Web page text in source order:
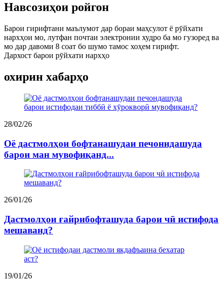
Навсозиҳои ройгон
Барои гирифтани маълумот дар бораи маҳсулот ё рӯйхати
нархҳои мо, лутфан почтаи электронии худро ба мо гузоред ва
мо дар давоми 8 соат бо шумо тамос хоҳем гирифт.
Дархост барои рӯйхати нархҳо
охирин хабарҳо
28/02/26
Оё дастмолҳои бофтанашудаи печонидашуда
барои ман мувофиқанд...
26/01/26
Дастмолҳои ғайрибофташуда барои чӣ истифода
мешаванд?
19/01/26